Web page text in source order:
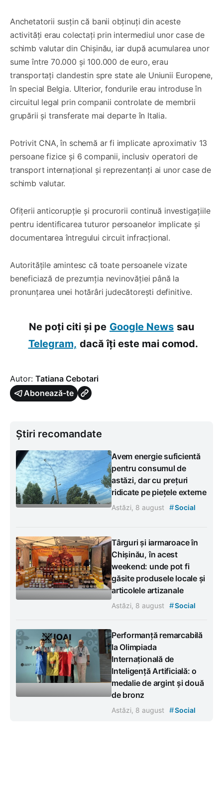
Anchetatorii susțin că banii obținuți din aceste
activități erau colectați prin intermediul unor case de
schimb valutar din Chișinău, iar după acumularea unor
sume între 70.000 și 100.000 de euro, erau
transportați clandestin spre state ale Uniunii Europene,
în special Belgia. Ulterior, fondurile erau introduse în
circuitul legal prin companii controlate de membrii
grupării și transferate mai departe în Italia.
Potrivit CNA, în schemă ar fi implicate aproximativ 13
persoane fizice și 6 companii, inclusiv operatori de
transport internațional și reprezentanți ai unor case de
schimb valutar.
Ofițerii anticorupție și procurorii continuă investigațiile
pentru identificarea tuturor persoanelor implicate și
documentarea întregului circuit infracțional.
Autoritățile amintesc că toate persoanele vizate
beneficiază de prezumția nevinovăției până la
pronunțarea unei hotărâri judecătorești definitive.
Ne poți citi și pe Google News sau
Telegram, dacă îți este mai comod.
Autor: Tatiana Cebotari
Abonează-te
Știri recomandate
Avem energie suficientă
pentru consumul de
astăzi, dar cu prețuri
ridicate pe piețele externe
Astăzi, 8 august #Social
Târguri și iarmaroace în
Chișinău, în acest
weekend: unde pot fi
găsite produsele locale și
articolele artizanale
Astăzi, 8 august #Social
Performanță remarcabilă
la Olimpiada
Internațională de
Inteligență Artificială: o
medalie de argint și două
de bronz
Astăzi, 8 august #Social